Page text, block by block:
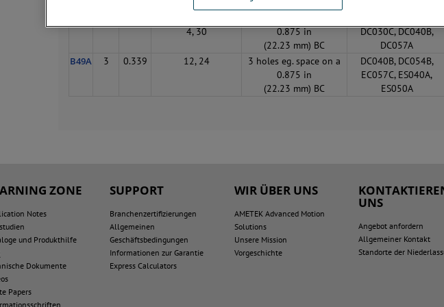
4, 30
0.875 in
(22.23 mm) BC
DC030C, DC040B,
DC057A
B49A
3 0.339 12, 24
3 holes eg. space on a
0.875 in
(22.23 mm) BC
DC040B, DC054B,
EC057C, ES040A,
ES050A
ZONE
Notes
und Produkthilfe
Dokumente
Papers
SUPPORT
Branchenzertifizierungen
Allgemeinen
Geschäftsbedingungen
Informationen zur Garantie
Express Calculators
WIR ÜBER UNS
AMETEK Advanced Motion
Solutions
Unsere Mission
Vorgeschichte
UNS
Angebot anfordern
Allgemeiner Kontakt
Standorte der